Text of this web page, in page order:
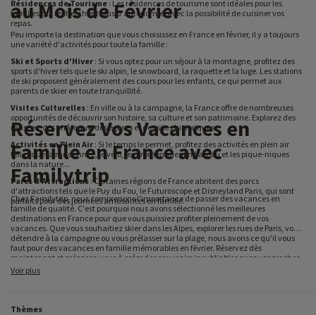
Résidences de Tourisme : Les résidences de tourisme sont idéales pour les
familles qui recherchent plus d'autonomie, avec la possibilité de cuisiner vos
repas.
au Mois de Février
Peu importe la destination que vous choisissez en France en février, il y a toujours
une variété d'activités pour toute la famille :
Ski et Sports d'Hiver : Si vous optez pour un séjour à la montagne, profitez des
sports d'hiver tels que le ski alpin, le snowboard, la raquette et la luge. Les stations
de ski proposent généralement des cours pour les enfants, ce qui permet aux
parents de skier en toute tranquillité.
Visites Culturelles : En ville ou à la campagne, la France offre de nombreuses
opportunités de découvrir son histoire, sa culture et son patrimoine. Explorez des
musées, des châteaux, des églises et des sites historiques.
Activités en Plein Air : Si le temps le permet, profitez des activités en plein air
telles que la randonnée, le vélo, les promenades en bateau et les pique-niques
dans la nature...
Parcs d'Attractions : Certaines régions de France abritent des parcs
d'attractions tels que le Puy du Fou, le Futuroscope et Disneyland Paris, qui sont
parfaits pour des journées amusantes en famille.
Réservez Vos Vacances en
Famille en France avec
Familytrip
Chez Familytrip, nous comprenons l'importance de passer des vacances en
famille de qualité. C'est pourquoi nous avons sélectionné les meilleures
destinations en France pour que vous puissiez profiter pleinement de vos
vacances. Que vous souhaitiez skier dans les Alpes, explorer les rues de Paris, vous
détendre à la campagne ou vous prélasser sur la plage, nous avons ce qu'il vous
faut pour des vacances en famille mémorables en février. Réservez dès
maintenant et préparez-vous à créer des souvenirs inoubliables avec vos proches.
Voir plus
Thèmes